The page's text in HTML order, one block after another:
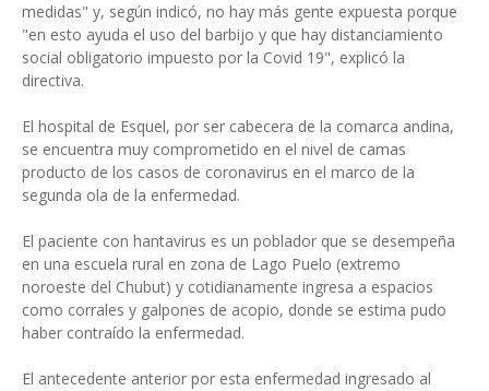
medidas" y, según indicó, no hay más gente expuesta porque
"en esto ayuda el uso del barbijo y que hay distanciamiento
social obligatorio impuesto por la Covid 19", explicó la
directiva.
El hospital de Esquel, por ser cabecera de la comarca andina,
se encuentra muy comprometido en el nivel de camas
producto de los casos de coronavirus en el marco de la
segunda ola de la enfermedad.
El paciente con hantavirus es un poblador que se desempeña
en una escuela rural en zona de Lago Puelo (extremo
noroeste del Chubut) y cotidianamente ingresa a espacios
como corrales y galpones de acopio, donde se estima pudo
haber contraído la enfermedad.
El antecedente anterior por esta enfermedad ingresado al